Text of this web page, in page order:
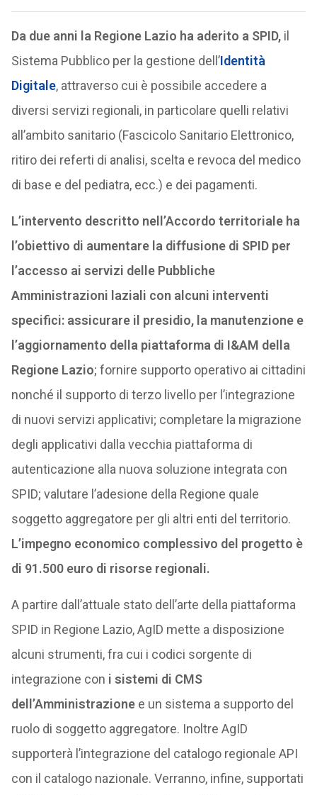
Da due anni la Regione Lazio ha aderito a SPID,il
Sistema Pubblico per la gestione dell’Identità
Digitale, attraverso cui è possibile accedere a
diversi servizi regionali, in particolare quelli relativi
all’ambito sanitario (Fascicolo Sanitario Elettronico,
ritiro dei referti di analisi, scelta e revoca del medico
di base e del pediatra, ecc.) e dei pagamenti.
L’intervento descritto nell’Accordo territoriale ha
l’obiettivo di aumentare la diffusione di SPID per
l’accesso ai servizi delle Pubbliche
Amministrazioni laziali con alcuni interventi
specifici: assicurare il presidio, la manutenzione e
l’aggiornamento della piattaforma di I&AM della
Regione Lazio; fornire supporto operativo ai cittadini
nonché il supporto di terzo livello per l’integrazione
di nuovi servizi applicativi; completare la migrazione
degli applicativi dalla vecchia piattaforma di
autenticazione alla nuova soluzione integrata con
SPID; valutare l’adesione della Regione quale
soggetto aggregatore per gli altri enti del territorio.
L’impegno economico complessivo del progetto è
di 91.500 euro di risorse regionali.
A partire dall’attuale stato dell’arte della piattaforma
SPID in Regione Lazio, AgID mette a disposizione
alcuni strumenti, fra cui i codici sorgente di
integrazione con i sistemi di CMS
dell’Amministrazionee un sistema a supporto del
ruolo di soggetto aggregatore. Inoltre AgID
supporterà l’integrazione del catalogo regionale API
con il catalogo nazionale. Verranno, infine, supportati